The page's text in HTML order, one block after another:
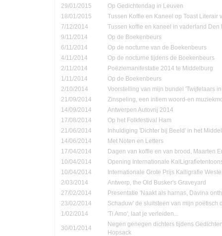
29/01/2015
Op Gedichtendag in Leuven
18/01/2015
Tussen Koffie en Kaneel op Toast Literair
7/12/2014
Tussen koffie en kaneel in vaderland Den
9/11/2014
Op de Boekenbeurs
6/11/2014
Op de nocturne van de Boekenbeurs
4/11/2014
Op de nocturne tijdens de Boekenbeurs
2/11/2014
Poëziemanifestatie 2014 te Middelburg
1/11/2014
Op de Boekenbeurs
2/10/2014
Voorstelling van mijn bundel 'Twijfelaars
21/09/2014
Zinspeling, een intiem woord-en
14/09/2014
Antwerpen Autovrij 2014
17/08/2014
Op het Folkfestival Ham
21/06/2014
Inhuldiging 'Dichter bij Beeld' in het
14/06/2014
Met Noten en Letters
17/04/2014
Dagen van koffie en van brood, Maarten
10/04/2014
Opening Internationale
10/04/2014
Internationale Grote Prijs Kalligrafie
2/03/2014
Antwerp, the Old Busker's Graveyard
27/02/2014
Presentatie 'Naakt als harnas, Davina
23/02/2014
Schaduw' de sluitsteen van mijn poëtisch
1/02/2014
'Ti Amo', laat je verleiden...
30/01/2014
Negen genegen dichters tijdens
Hopsack